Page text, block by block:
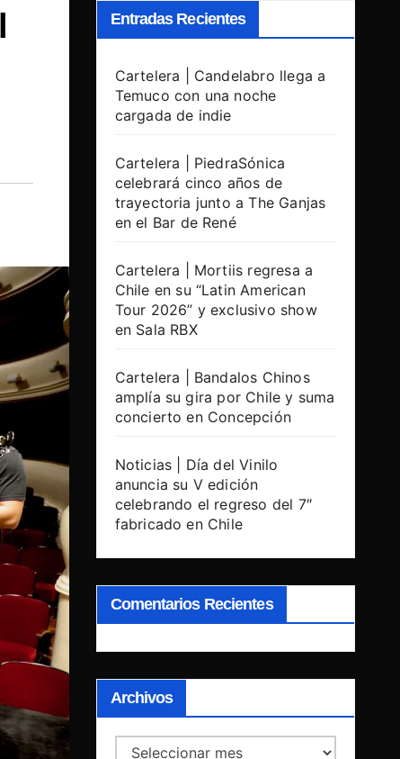
Entradas Recientes
Cartelera | Candelabro llega a
Temuco con una noche
cargada de indie
Cartelera | PiedraSónica
celebrará cinco años de
trayectoria junto a The Ganjas
en el Bar de René
Cartelera | Mortiis regresa a
Chile en su “Latin American
Tour 2026” y exclusivo show
en Sala RBX
Cartelera | Bandalos Chinos
amplía su gira por Chile y suma
concierto en Concepción
Noticias | Día del Vinilo
anuncia su V edición
celebrando el regreso del 7″
fabricado en Chile
Comentarios Recientes
Archivos
Archivos